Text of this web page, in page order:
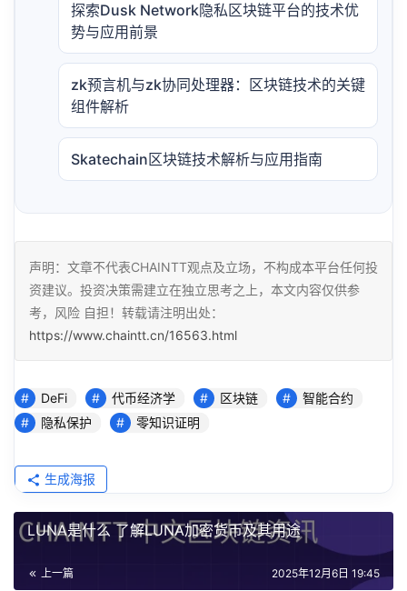
探索Dusk Network隐私区块链平台的技术优
势与应用前景
zk预言机与zk协同处理器：区块链技术的关键
组件解析
Skatechain区块链技术解析与应用指南
声明：文章不代表CHAINTT观点及立场，不构成本平台任何投
资建议。投资决策需建立在独立思考之上，本文内容仅供参
考，风险 自担！转载请注明出处：
https://www.chaintt.cn/16563.html
DeFi 代币经济学 区块链
智能合约
隐私保护
零知识证明
生成海报
LUNA是什么 了解LUNA加密货币及其用途
上一篇 2025年12月6日 19:45